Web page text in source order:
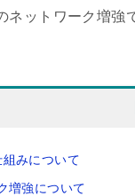
ネットワーク増
みについて
増強について